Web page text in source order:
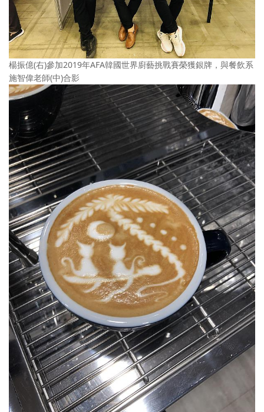
楊振億(右)參加2019年AFA韓國世界廚藝挑戰賽榮獲銀牌，與餐飲系
施智偉老師(中)合影